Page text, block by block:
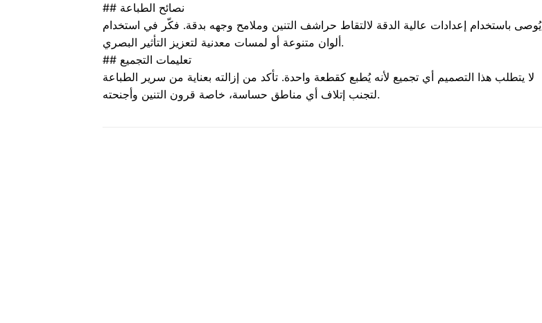
## نصائح الطباعة
يُوصى باستخدام إعدادات عالية الدقة لالتقاط حراشف التنين وملامح وجهه بدقة. فكّر في استخدام
ألوان متنوعة أو لمسات معدنية لتعزيز التأثير البصري.
## تعليمات التجميع
لا يتطلب هذا التصميم أي تجميع لأنه يُطبع كقطعة واحدة. تأكد من إزالته بعناية من سرير الطباعة
لتجنب إتلاف أي مناطق حساسة، خاصة قرون التنين وأجنحته.